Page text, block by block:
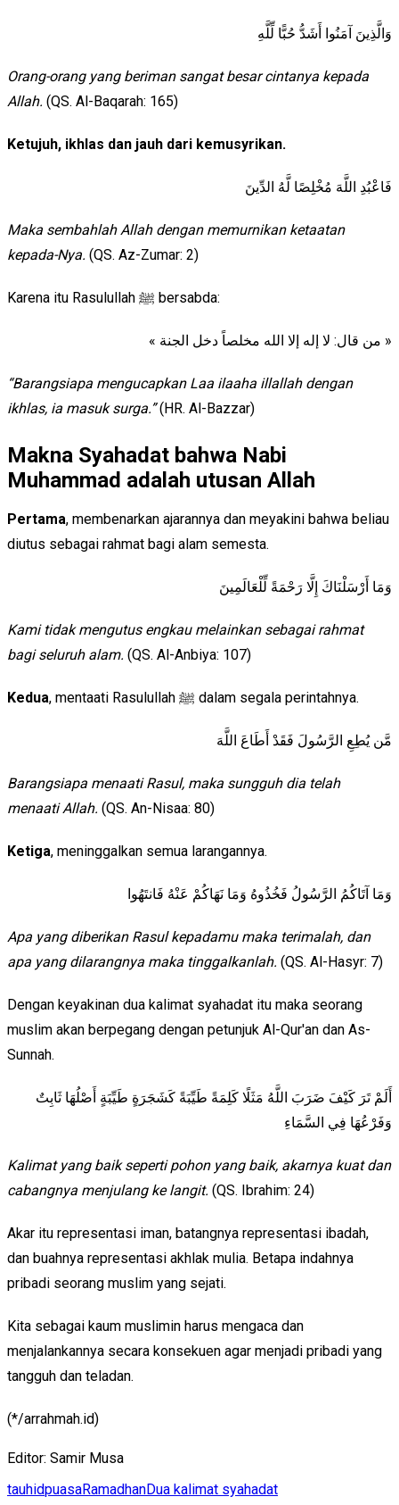
وَالَّذِينَ آمَنُوا أَشَدُّ حُبًّا لِّلَّهِ
Orang-orang yang beriman sangat besar cintanya kepada
Allah. (QS. Al-Baqarah: 165)
Ketujuh, ikhlas dan jauh dari kemusyrikan.
فَاعْبُدِ اللَّهَ مُخْلِصًا لَّهُ الدِّينَ
Maka sembahlah Allah dengan memurnikan ketaatan
kepada-Nya. (QS. Az-Zumar: 2)
Karena itu Rasulullah ﷺ bersabda:
« من قال: لا إله إلا الله مخلصاً دخل الجنة »
“Barangsiapa mengucapkan Laa ilaaha illallah dengan
ikhlas, ia masuk surga.”(HR. Al-Bazzar)
Makna Syahadat bahwa Nabi
Muhammad adalah utusan Allah
Pertama, membenarkan ajarannya dan meyakini bahwa beliau
diutus sebagai rahmat bagi alam semesta.
وَمَا أَرْسَلْنَاكَ إِلَّا رَحْمَةً لِّلْعَالَمِينَ
Kami tidak mengutus engkau melainkan sebagai rahmat
bagi seluruh alam. (QS. Al-Anbiya: 107)
Kedua , mentaati Rasulullah ﷺ dalam segala perintahnya.
مَّن يُطِعِ الرَّسُولَ فَقَدْ أَطَاعَ اللَّهَ
Barangsiapa menaati Rasul, maka sungguh dia telah
menaati Allah. (QS. An-Nisaa: 80)
Ketiga, meninggalkan semua larangannya.
وَمَا آتَاكُمُ الرَّسُولُ فَخُذُوهُ وَمَا نَهَاكُمْ عَنْهُ فَانتَهُوا
Apa yang diberikan Rasul kepadamu maka terimalah, dan
apa yang dilarangnya maka tinggalkanlah. (QS. Al-Hasyr: 7)
Dengan keyakinan dua kalimat syahadat itu maka seorang
muslim akan berpegang dengan petunjuk Al-Qur'an dan As-
Sunnah.
أَلَمْ تَرَ كَيْفَ ضَرَبَ اللَّهُ مَثَلًا كَلِمَةً طَيِّبَةً كَشَجَرَةٍ طَيِّبَةٍ أَصْلُهَا ثَابِتٌ
وَفَرْعُهَا فِي السَّمَاءِ
Kalimat yang baik seperti pohon yang baik, akarnya kuat dan
cabangnya menjulang ke langit. (QS. Ibrahim: 24)
Akar itu representasi iman, batangnya representasi ibadah,
dan buahnya representasi akhlak mulia. Betapa indahnya
pribadi seorang muslim yang sejati.
Kita sebagai kaum muslimin harus mengaca dan
menjalankannya secara konsekuen agar menjadi pribadi yang
tangguh dan teladan.
(*/arrahmah.id)
Editor: Samir Musa
tauhidpuasaRamadhanDua kalimat syahadat